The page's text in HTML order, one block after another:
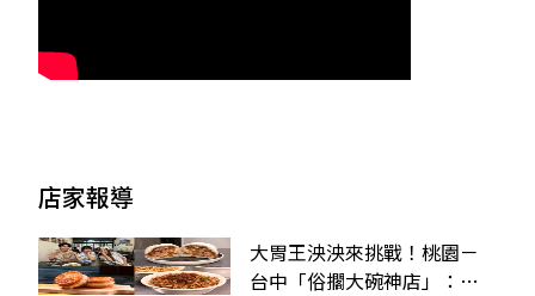
店家報導
大胃王泱泱來挑戰！桃園－
台中「俗擱大碗神店」：拳